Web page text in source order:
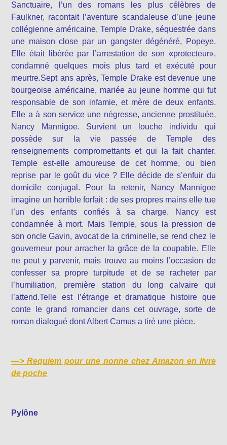
Sanctuaire, l’un des romans les plus célèbres de
Faulkner, racontait l’aventure scandaleuse d’une jeune
collégienne américaine, Temple Drake, séquestrée dans
une maison close par un gangster dégénéré, Popeye.
Elle était libérée par l’arrestation de son «protecteur»,
condamné quelques mois plus tard et exécuté pour
meurtre.Sept ans après, Temple Drake est devenue une
bourgeoise américaine, mariée au jeune homme qui fut
responsable de son infamie, et mère de deux enfants.
Elle a à son service une négresse, ancienne prostituée,
Nancy Mannigoe. Survient un louche individu qui
possède sur la vie passée de Temple des
renseignements compromettants et qui la fait chanter.
Temple est-elle amoureuse de cet homme, ou bien
reprise par le goût du vice ? Elle décide de s’enfuir du
domicile conjugal. Pour la retenir, Nancy Mannigoe
imagine un horrible forfait : de ses propres mains elle tue
l’un des enfants confiés à sa charge. Nancy est
condamnée à mort. Mais Temple, sous la pression de
son oncle Gavin, avocat de la criminelle, se rend chez le
gouverneur pour arracher la grâce de la coupable. Elle
ne peut y parvenir, mais trouve au moins l’occasion de
confesser sa propre turpitude et de se racheter par
l’humiliation, première station du long calvaire qui
l’attend.Telle est l’étrange et dramatique histoire que
conte le grand romancier dans cet ouvrage, sorte de
roman dialogué dont Albert Camus a tiré une pièce.
—>Requiem pour une nonne chez Amazon en livre
de poche
Pylône